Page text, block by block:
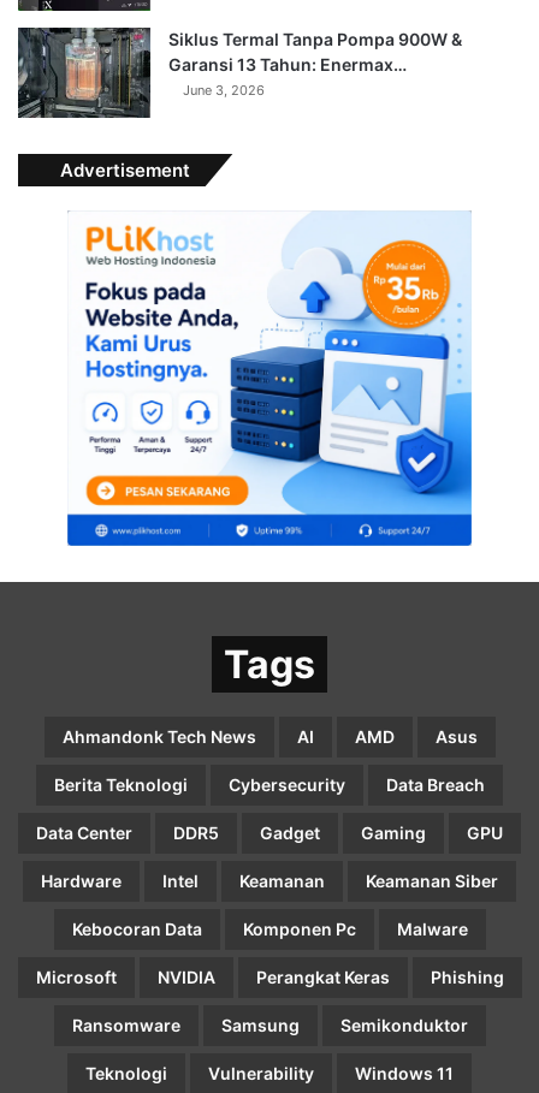
Siklus Termal Tanpa Pompa 900W &
Garansi 13 Tahun: Enermax…
June 3, 2026
Advertisement
Tags
Ahmandonk Tech News AI AMD Asus
Berita Teknologi Cybersecurity Data Breach
Data Center DDR5 Gadget Gaming GPU
Hardware Intel Keamanan Keamanan Siber
Kebocoran Data Komponen Pc Malware
Microsoft NVIDIA Perangkat Keras Phishing
Ransomware Samsung Semikonduktor
Teknologi Vulnerability Windows 11